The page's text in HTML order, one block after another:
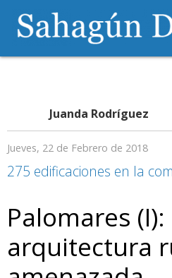
Juanda Rodríguez
Jueves, 22 de Febrero de 2018
275 edificaciones en la
Palomares (I):
arquitectura